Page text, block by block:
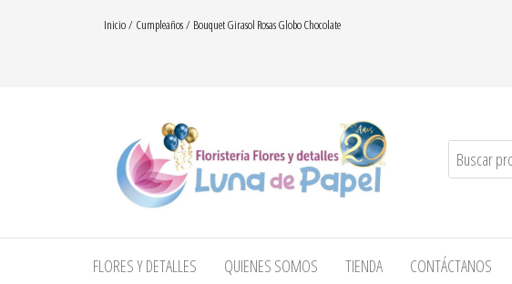
Inicio/ Cumpleaños/ Bouquet Girasol Rosas Globo Chocolate
detalles
– Luna
FLORES Y DETALLES QUIENES SOMOS TIENDA CONTÁCTANOS